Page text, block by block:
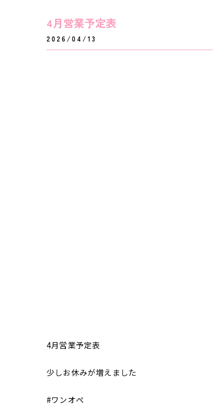
4月営業予定表
2026/04/13
4月営業予定表
少しお休みが増えました
#ワンオペ